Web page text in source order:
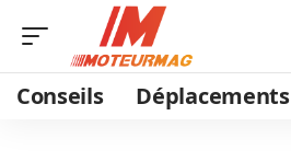
Conseils Déplacements